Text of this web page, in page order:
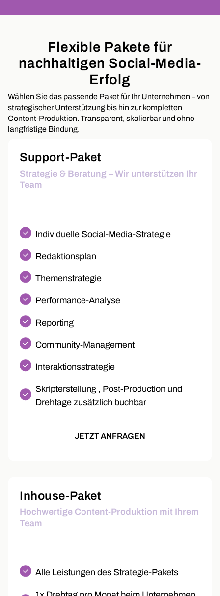
Flexible Pakete für
nachhaltigen Social-Media-
Erfolg
Wählen Sie das passende Paket für Ihr Unternehmen – von
strategischer Unterstützung bis hin zur kompletten
Content-Produktion. Transparent, skalierbar und ohne
langfristige Bindung.
Support-Paket
Strategie & Beratung – Wir unterstützen Ihr
Team
Individuelle Social-Media-Strategie
Redaktionsplan
Themenstrategie
Performance-Analyse
Reporting
Community-Management
Interaktionsstrategie
Skripterstellung , Post-Production und
Drehtage zusätzlich buchbar
JETZT ANFRAGEN
Inhouse-Paket
Hochwertige Content-Produktion mit Ihrem
Team
Alle Leistungen des Strategie-Pakets